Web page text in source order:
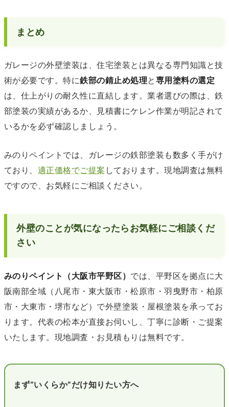
まとめ
ガレージの外壁塗装は、住宅塗装とは異なる専門知識と技
術が必要です。特に鉄部の錆止め処理と 専用塗料の選定
は、仕上がりの耐久性に直結します。業者選びの際は、鉄
部塗装の実績があるか、見積書にケレン作業が明記されて
いるかを必ず確認しましょう。
みのりペイントでは、ガレージの鉄部塗装も数多く手がけ
ており、 適正価格でご提案 しております。現地調査は無料
ですので、お気軽にご相談ください。
外壁のことが気になったらお気軽にご相談くだ
さい
みのりペイント（大阪市平野区） では、平野区を拠点に大
阪南部全域（八尾市・東大阪市・松原市・羽曳野市・柏原
市・大東市・堺市など）で外壁塗装・屋根塗装を承ってお
ります。代表の松本が直接お伺いし、丁寧に診断・ご提案
いたします。現地調査・お見積もりは無料です。
まず“いくらか”だけ知りたい方へ